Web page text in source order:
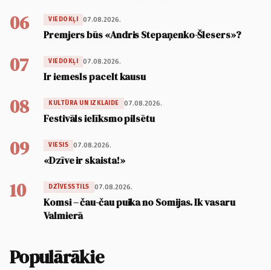
06 VIEDOKĻI 07.08.2026.
Premjers būs «Andris Stepaņenko-Šlesers»?
07 VIEDOKĻI 07.08.2026.
Ir iemesls pacelt kausu
08 KULTŪRA UN IZKLAIDE 07.08.2026.
Festivāls ielīksmo pilsētu
09 VIESIS 07.08.2026.
«Dzīve ir skaista!»
10 DZĪVESSTILS 07.08.2026.
Komsi – čau-čau puika no Somijas. Ik vasaru
Valmierā
Populārākie